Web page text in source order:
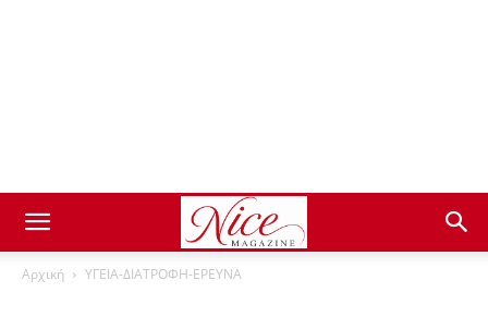
Αρχική ΥΓΕΙΑ-ΔΙΑΤΡΟΦΗ-ΕΡΕΥΝΑ